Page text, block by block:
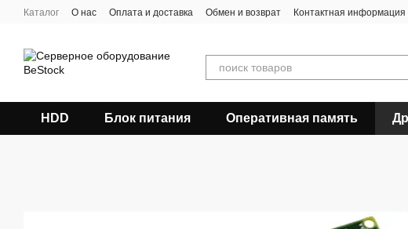
Перейти к основному контенту
Каталог О нас Оплата и доставка Обмен и возврат Контактная информация
HDD Блок питания Оперативная память